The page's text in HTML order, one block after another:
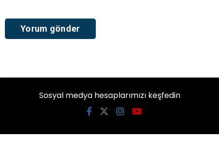
Sosyal medya hesaplarımızı keşfedin